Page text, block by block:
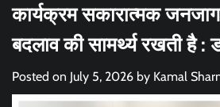
कार्यक्रम सकारात्मक
बदलाव की सामर्थ्य रखती है :
Posted on July 5, 2026 by Kamal